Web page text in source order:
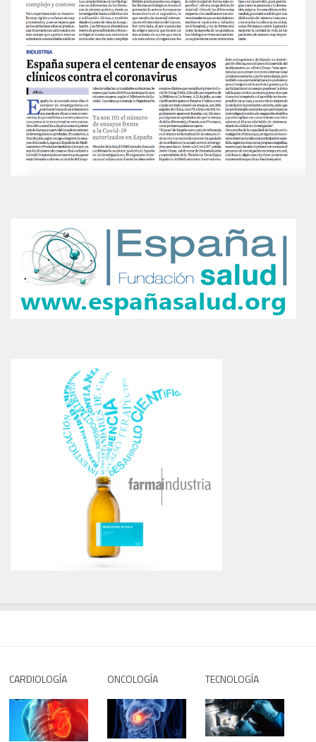
CARDIOLOGÍA ONCOLOGÍA TECNOLOGÍA